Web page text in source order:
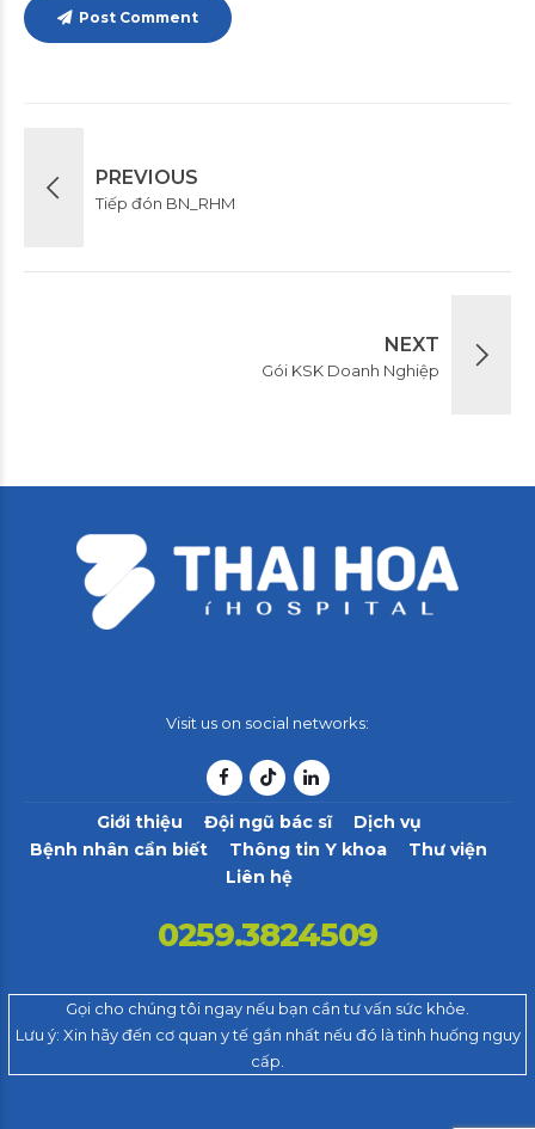
Post Comment
PREVIOUS
Tiếp đón BN_RHM
NEXT
Gói KSK Doanh Nghiệp
Visit us on social networks:
Giới thiệu Đội ngũ bác sĩ
Dịch vụ
Bệnh nhân cần biết
Thông tin Y khoa
Thư viện
Liên hệ
0259.3824509
Gọi cho chúng tôi ngay nếu bạn cần tư vấn sức khỏe.
Lưu ý: Xin hãy đến cơ quan y tế gần nhất nếu đó là tình huống nguy
cấp.